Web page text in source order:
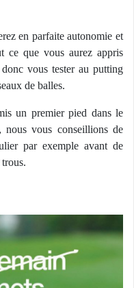
en parfaite autonomie et
ce que vous aurez appris
vous tester au putting
de balles.
un premier pied dans le
vous conseillions de
par exemple avant de